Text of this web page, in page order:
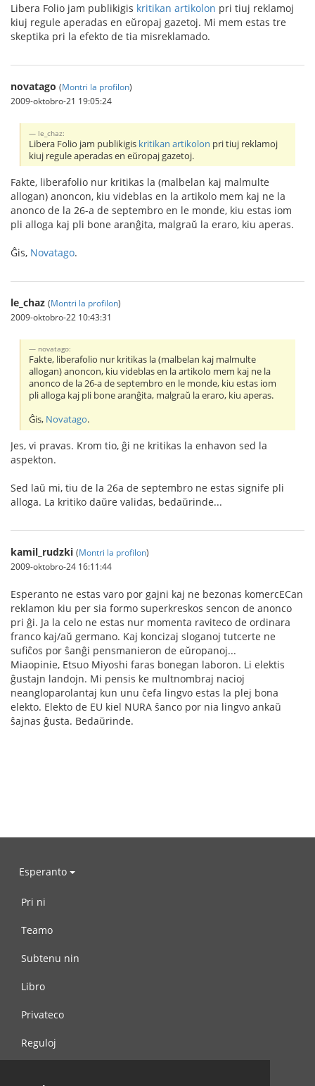
Libera Folio jam publikigis kritikan artikolon pri tiuj reklamoj
kiuj regule aperadas en eŭropaj gazetoj. Mi mem estas tre
skeptika pri la efekto de tia misreklamado.
novatago (Montri la profilon)
2009-oktobro-21 19:05:24
le_chaz:
Libera Folio jam publikigis kritikan artikolon pri tiuj reklamoj
kiuj regule aperadas en eŭropaj gazetoj.
Fakte, liberafolio nur kritikas la (malbelan kaj malmulte
allogan) anoncon, kiu videblas en la artikolo mem kaj ne la
anonco de la 26-a de septembro en le monde, kiu estas iom
pli alloga kaj pli bone aranĝita, malgraŭ la eraro, kiu aperas.
Ĝis, Novatago.
le_chaz (Montri la profilon)
2009-oktobro-22 10:43:31
novatago:
Fakte, liberafolio nur kritikas la (malbelan kaj malmulte
allogan) anoncon, kiu videblas en la artikolo mem kaj ne la
anonco de la 26-a de septembro en le monde, kiu estas iom
pli alloga kaj pli bone aranĝita, malgraŭ la eraro, kiu aperas.
Ĝis, Novatago.
Jes, vi pravas. Krom tio, ĝi ne kritikas la enhavon sed la
aspekton.
Sed laŭ mi, tiu de la 26a de septembro ne estas signife pli
alloga. La kritiko daŭre validas, bedaŭrinde...
kamil_rudzki (Montri la profilon)
2009-oktobro-24 16:11:44
Esperanto ne estas varo por gajni kaj ne bezonas komercECan
reklamon kiu per sia formo superkreskos sencon de anonco
pri ĝi. Ja la celo ne estas nur momenta raviteco de ordinara
franco kaj/aŭ germano. Kaj koncizaj sloganoj tutcerte ne
sufiĉos por ŝanĝi pensmanieron de eŭropanoj...
Miaopinie, Etsuo Miyoshi faras bonegan laboron. Li elektis
ĝustajn landojn. Mi pensis ke multnombraj nacioj
neangloparolantaj kun unu ĉefa lingvo estas la plej bona
elekto. Elekto de EU kiel NURA ŝanco por nia lingvo ankaŭ
ŝajnas ĝusta. Bedaŭrinde.
Esperanto
Pri ni
Teamo
Subtenu nin
Libro
Privateco
Reguloj